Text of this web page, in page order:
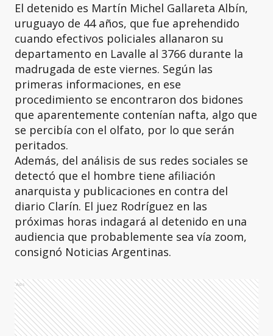
El detenido es Martín Michel Gallareta Albín,
uruguayo de 44 años, que fue aprehendido
cuando efectivos policiales allanaron su
departamento en Lavalle al 3766 durante la
madrugada de este viernes. Según las
primeras informaciones, en ese
procedimiento se encontraron dos bidones
que aparentemente contenían nafta, algo que
se percibía con el olfato, por lo que serán
peritados.
Además, del análisis de sus redes sociales se
detectó que el hombre tiene afiliación
anarquista y publicaciones en contra del
diario Clarín. El juez Rodríguez en las
próximas horas indagará al detenido en una
audiencia que probablemente sea vía zoom,
consignó Noticias Argentinas.
Ads